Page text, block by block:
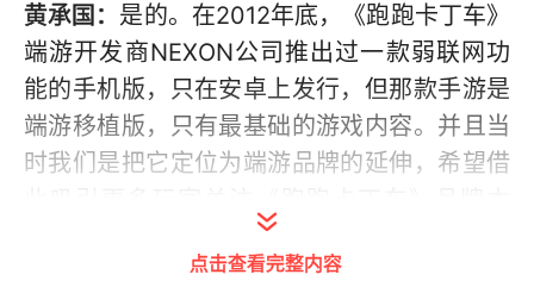
黄承国： 是的。在2012年底，《跑跑卡丁车》
端游开发商NEXON公司推出过一款弱联网功
能的手机版，只在安卓上发行，但那款手游是
端游移植版，只有最基础的游戏内容。并且当
时我们是把它定位为端游品牌的延伸，希望借
点击查看完整内容